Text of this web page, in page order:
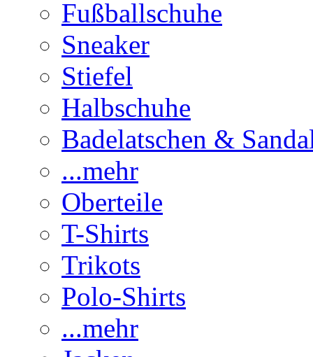
Fußballschuhe
Sneaker
Stiefel
Halbschuhe
Badelatschen &
...mehr
Oberteile
T-Shirts
Trikots
Polo-Shirts
...mehr